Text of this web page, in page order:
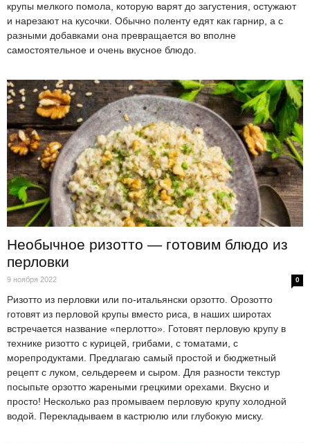
крупы мелкого помола, которую варят до загустения, остужают
и нарезают на кусочки. Обычно поленту едят как гарнир, а с
разными добавками она превращается во вполне
самостоятельное и очень вкусное блюдо.
Необычное ризотто — готовим блюдо из
перловки
9 ноября 2022 0
Ризотто из перловки или по-итальянски орзотто. Орозотто
готовят из перловой крупы вместо риса, в наших широтах
встречается название «перлотто». Готовят перловую крупу в
технике ризотто с курицей, грибами, с томатами, с
морепродуктами. Предлагаю самый простой и бюджетный
рецепт с луком, сельдереем и сыром. Для разности текстур
посыпьте орзотто жареными грецкими орехами. Вкусно и
просто! Несколько раз промываем перловую крупу холодной
водой. Перекладываем в кастрюлю или глубокую миску.